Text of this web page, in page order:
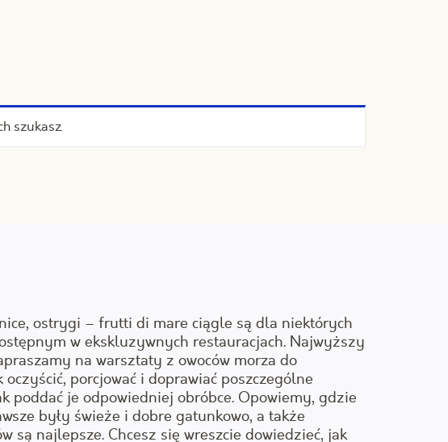
szukasz.
ostrygi – frutti di mare ciągle są dla niektórych
w ekskluzywnych restauracjach. Najwyższy
na warsztaty z owoców morza do
porcjować i doprawiać poszczególne
poddać je odpowiedniej obróbce. Opowiemy, gdzie
były świeże i dobre gatunkowo, a także
są najlepsze. Chcesz się wreszcie dowiedzieć, jak